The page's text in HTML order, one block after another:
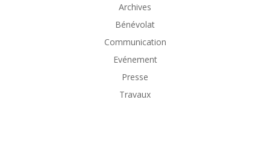
Archives
Bénévolat
Communication
Evénement
Presse
Travaux